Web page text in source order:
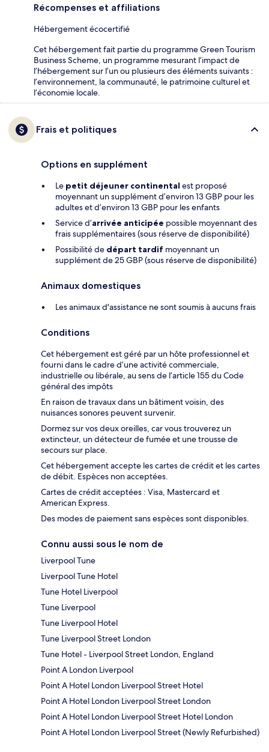
Récompenses et affiliations
Hébergement écocertifié
Cet hébergement fait partie du programme Green Tourism
Business Scheme, un programme mesurant l’impact de
l’hébergement sur l’un ou plusieurs des éléments suivants :
l’environnement, la communauté, le patrimoine culturel et
l’économie locale.
Frais et politiques
Options en supplément
Le petit déjeuner continental est proposé
moyennant un supplément d’environ 13 GBP pour les
adultes et d’environ 13 GBP pour les enfants
Service d’arrivée anticipée possible moyennant des
frais supplémentaires (sous réserve de disponibilité)
Possibilité de départ tardif moyennant un
supplément de 25 GBP (sous réserve de disponibilité)
Animaux domestiques
Les animaux d'assistance ne sont soumis à aucuns frais
Conditions
Cet hébergement est géré par un hôte professionnel et
fourni dans le cadre d’une activité commerciale,
industrielle ou libérale, au sens de l’article 155 du Code
général des impôts
En raison de travaux dans un bâtiment voisin, des
nuisances sonores peuvent survenir.
Dormez sur vos deux oreilles, car vous trouverez un
extincteur, un détecteur de fumée et une trousse de
secours sur place.
Cet hébergement accepte les cartes de crédit et les cartes
de débit. Espèces non acceptées.
Cartes de crédit acceptées : Visa, Mastercard et
American Express.
Des modes de paiement sans espèces sont disponibles.
Connu aussi sous le nom de
Liverpool Tune
Liverpool Tune Hotel
Tune Hotel Liverpool
Tune Liverpool
Tune Liverpool Hotel
Tune Liverpool Street London
Tune Hotel - Liverpool Street London, England
Point A London Liverpool
Point A Hotel London Liverpool Street Hotel
Point A Hotel London Liverpool Street London
Point A Hotel London Liverpool Street Hotel London
Point A Hotel London Liverpool Street (Newly Refurbished)